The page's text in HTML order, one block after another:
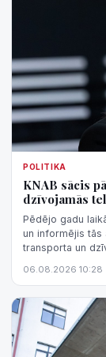
POLITIKA
KNAB sācis
dzīvojamās
Pēdējo gadu
un informējis tās
transporta un
kompensāciju
06.08.2026 10:28